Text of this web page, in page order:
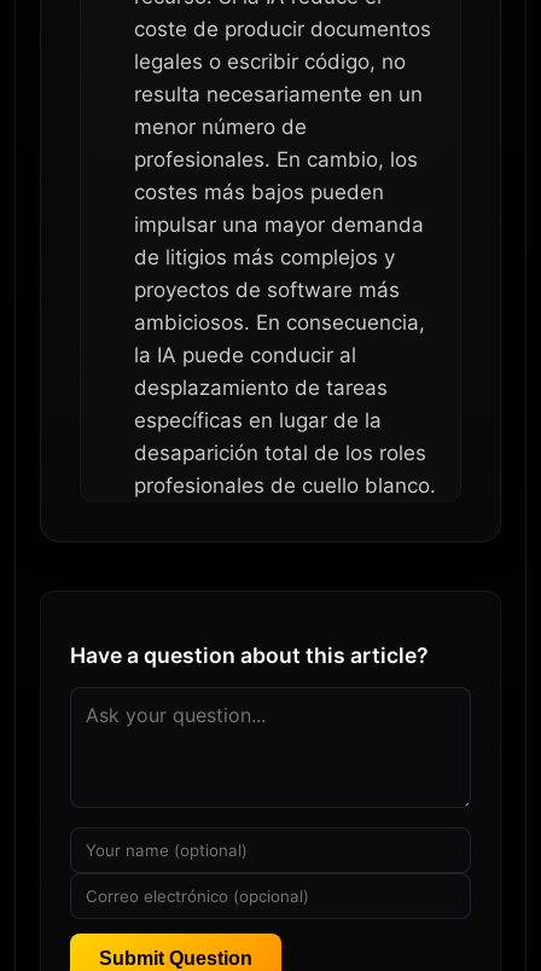
coste de producir documentos
legales o escribir código, no
resulta necesariamente en un
menor número de
profesionales. En cambio, los
costes más bajos pueden
impulsar una mayor demanda
de litigios más complejos y
proyectos de software más
ambiciosos. En consecuencia,
la IA puede conducir al
desplazamiento de tareas
específicas en lugar de la
desaparición total de los roles
profesionales de cuello blanco.
Have a question about this article?
Submit Question